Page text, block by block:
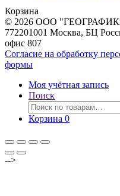
Корзина
© 2026 ООО
772201001 Москва, БЦ
офис 807
Согласие на обработку
формы
Моя учётная запись
Поиск
Искать:
Корзина 0
-->